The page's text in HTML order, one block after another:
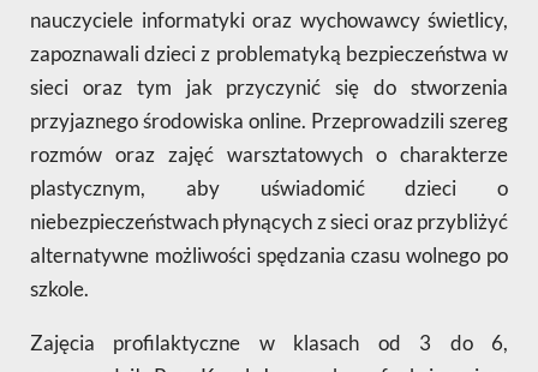
nauczyciele informatyki oraz wychowawcy świetlicy,
zapoznawali dzieci z problematyką bezpieczeństwa w
sieci oraz tym jak przyczynić się do stworzenia
przyjaznego środowiska online. Przeprowadzili szereg
rozmów oraz zajęć warsztatowych o charakterze
plastycznym, aby uświadomić dzieci o
niebezpieczeństwach płynących z sieci oraz przybliżyć
alternatywne możliwości spędzania czasu wolnego po
szkole.
Zajęcia profilaktyczne w klasach od 3 do 6,